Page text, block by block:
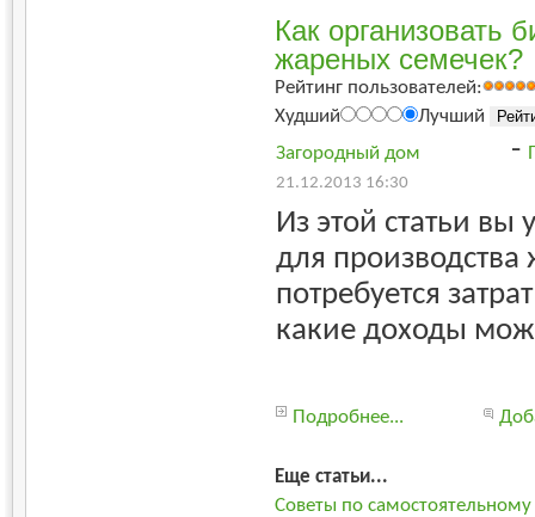
Как организовать
жареных семечек?
Рейтинг пользователей:
Худший
Лучший
Загородный дом
-
21.12.2013 16:30
Из этой статьи вы
для
потребуется
какие доходы
Подробнее...
Еще статьи...
Советы по